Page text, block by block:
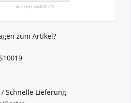
zum Artikel?
Schnelle Lieferung